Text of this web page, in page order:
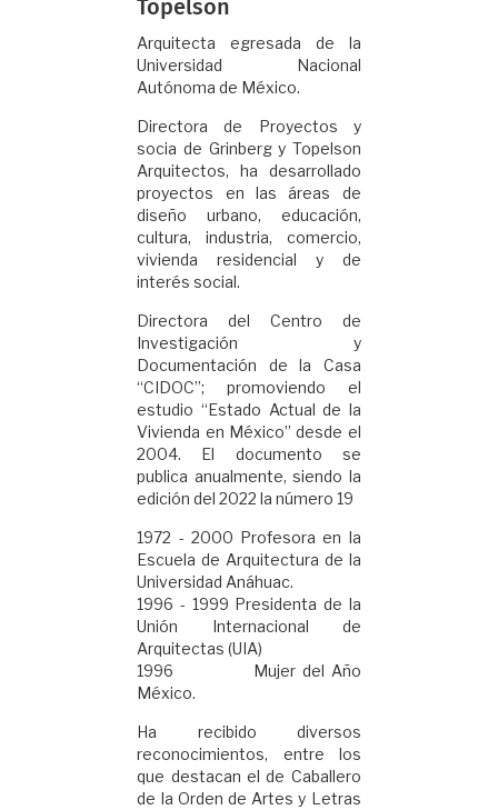
Topelson
Arquitecta egresada de la
Universidad Nacional
Autónoma de México.
Directora de Proyectos y
socia de Grinberg y Topelson
Arquitectos, ha desarrollado
proyectos en las áreas de
diseño urbano, educación,
cultura, industria, comercio,
vivienda residencial y de
interés social.
Directora del Centro de
Investigación y
Documentación de la Casa
“CIDOC”; promoviendo el
estudio “Estado Actual de la
Vivienda en México” desde el
2004. El documento se
publica anualmente, siendo la
edición del 2022 la número 19
1972 - 2000 Profesora en la
Escuela de Arquitectura de la
Universidad Anáhuac.
1996 - 1999 Presidenta de la
Unión Internacional de
Arquitectas (UIA)
1996 Mujer del Año
México.
Ha recibido diversos
reconocimientos, entre los
que destacan el de Caballero
de la Orden de Artes y Letras